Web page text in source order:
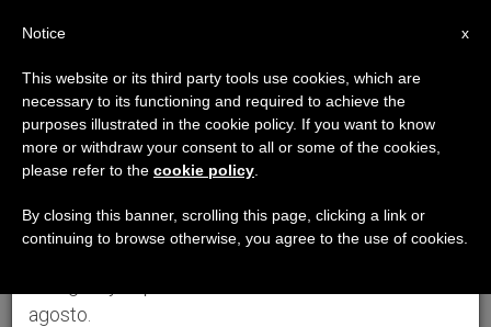
×
Aviso importante
Del 27 de julio al 7 de agosto haremos la pausa
anual, aprovechando que en el periodo de verano
se generan menos informaciones y también el
agosto.
x
Notice
This website or its third party tools use cookies, which are
necessary to its functioning and required to achieve the
purposes illustrated in the cookie policy. If you want to know
more or withdraw your consent to all or some of the cookies,
please refer to the cookie policy
By closing this banner, scrolling this page, clicking a link or
continuing to browse otherwise, you agree to the use of cookies.